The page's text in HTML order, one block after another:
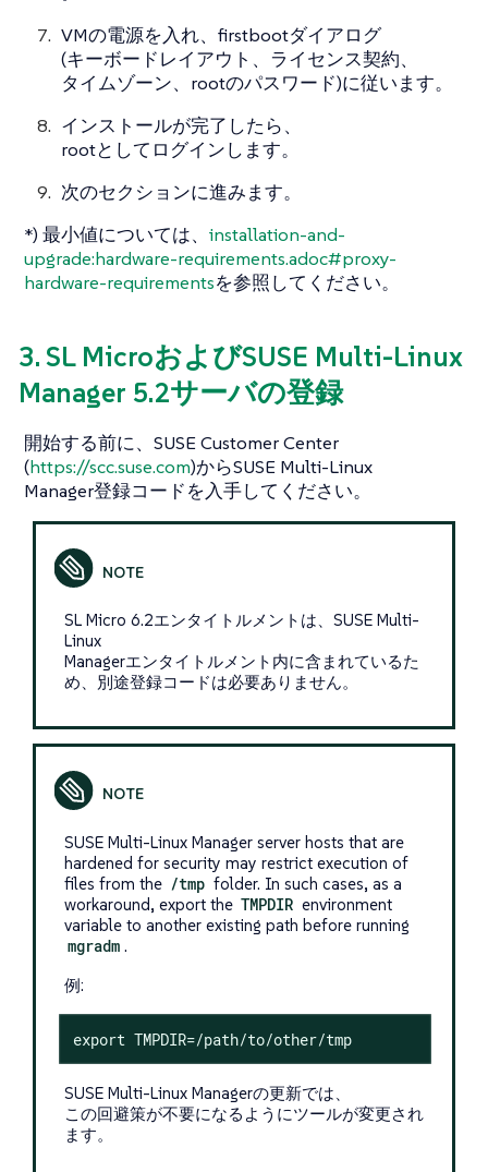
VMの電源を入れ、firstbootダイアログ
(キーボードレイアウト、ライセンス契約、
タイムゾーン、rootのパスワード)に従います。
インストールが完了したら、
rootとしてログインします。
次のセクションに進みます。
*) 最小値については、 installation-and-
upgrade:hardware-requirements.adoc#proxy-
hardware-requirementsを参照してください。
3. SL MicroおよびSUSE Multi-Linux
Manager 5.2サーバの登録
開始する前に、SUSE Customer Center
(https://scc.suse.com)からSUSE Multi-Linux
Manager登録コードを入手してください。
SL Micro 6.2エンタイトルメントは、SUSE Multi-
Linux
Managerエンタイトルメント内に含まれているた
め、別途登録コードは必要ありません。
SUSE Multi-Linux Manager server hosts that are
hardened for security may restrict execution of
files from the /tmp folder. In such cases, as a
workaround, export the TMPDIR environment
variable to another existing path before running
mgradm .
例:
export TMPDIR=/path/to/other/tmp
SUSE Multi-Linux Managerの更新では、
この回避策が不要になるようにツールが変更され
ます。